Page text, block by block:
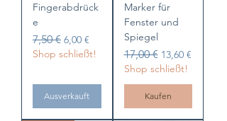
Fingerabdrück
e
Standardpreis
7,50 € Sale-Preis
6,00 €
Shop schließt!
Ausverkauft
Marker für
Fenster und
Spiegel
Standardpreis
17,00 € Sale-Preis
13,60 €
Shop schließt!
Kaufen